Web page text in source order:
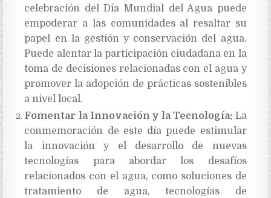
celebración del Día Mundial del Agua puede
empoderar a las comunidades al resaltar su
papel en la gestión y conservación del agua.
Puede alentar la participación ciudadana en la
toma de decisiones relacionadas con el agua y
promover la adopción de prácticas sostenibles
a nivel local.
Fomentar la Innovación y la Tecnología: La
conmemoración de este día puede estimular
la innovación y el desarrollo de nuevas
tecnologías para abordar los desafíos
relacionados con el agua, como soluciones de
tratamiento de agua, tecnologías de